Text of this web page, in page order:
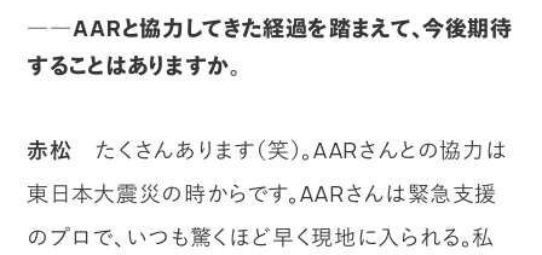
――AARと協力してきた経過を踏まえて、今後期待
することはありますか。
赤松 たくさんあります（笑）。AARさんとの協力は
東日本大震災の時からです。AARさんは緊急支援
のプロで、いつも驚くほど早く現地に入られる。私